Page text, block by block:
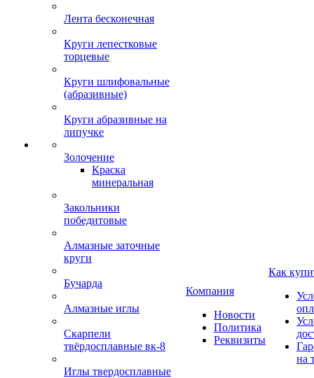
Лента бесконечная
Круги лепестковые
торцевые
Круги шлифовальные
(абразивные)
Круги абразивные на
липучке
Золочение
Краска
минеральная
Закольники
победитовые
Алмазные заточные
круги
Бучарда
Алмазные иглы
Скарпели
твёрдосплавные вк-8
Иглы твердосплавные
Компания
Новости
Политика
Реквизиты
Как
на